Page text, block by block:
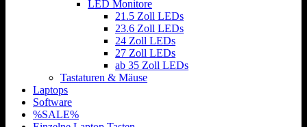
LED Monitore
21.5 Zoll LEDs
23.6 Zoll LEDs
24 Zoll LEDs
27 Zoll LEDs
ab 35 Zoll LEDs
Tastaturen & Mäuse
Laptops
Software
%SALE%